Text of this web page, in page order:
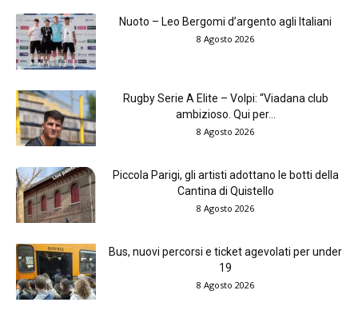
Nuoto – Leo Bergomi d’argento agli Italiani
8 Agosto 2026
Rugby Serie A Elite – Volpi: “Viadana club
ambizioso. Qui per...
8 Agosto 2026
Piccola Parigi, gli artisti adottano le botti della
Cantina di Quistello
8 Agosto 2026
Bus, nuovi percorsi e ticket agevolati per under
19
8 Agosto 2026